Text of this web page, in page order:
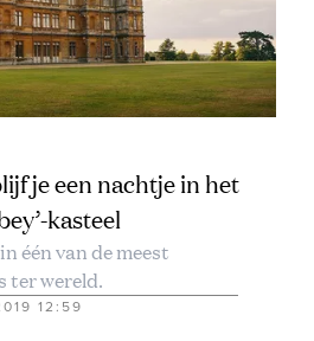
je een nachtje in het
kasteel
één van de meest
ter wereld.
12:59